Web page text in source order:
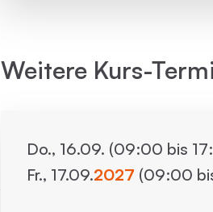
Weitere Kurs-
Do., 16.09. (09:00 bis
Fr., 17.09.2027 (09:00